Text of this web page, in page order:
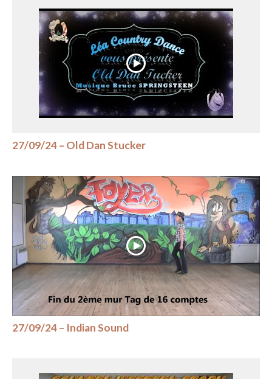
27/09/24 – Old Dan Stucker
27/09/24 – Indian Sound